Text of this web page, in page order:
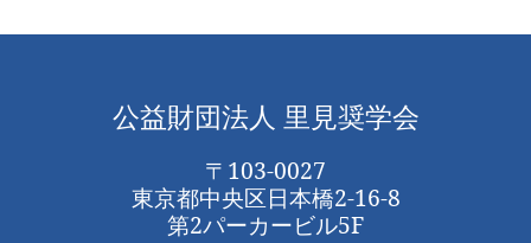
公益財団法人 里見奨学会
〒103-0027
東京都中央区日本橋2-16-8
第2パーカービル5F